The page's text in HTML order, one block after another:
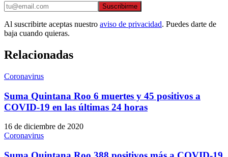
Suscribirme
Al suscribirte aceptas nuestro aviso de privacidad. Puedes darte de
baja cuando quieras.
Relacionadas
Coronavirus
Suma Quintana Roo 6 muertes y 45 positivos a
COVID-19 en las últimas 24 horas
16 de diciembre de 2020
Coronavirus